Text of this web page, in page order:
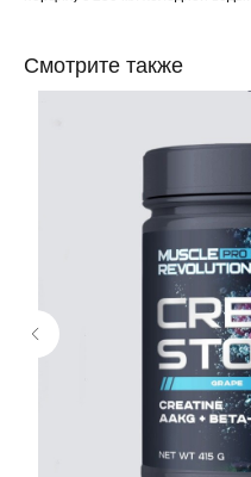
Смотрите также